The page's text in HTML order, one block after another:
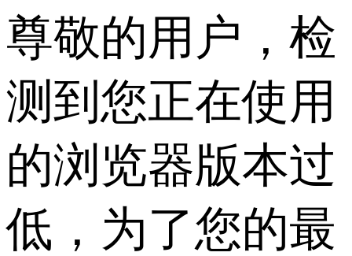
尊敬的用户，检
测到您正在使用
的浏览器版本过
低，为了您的最